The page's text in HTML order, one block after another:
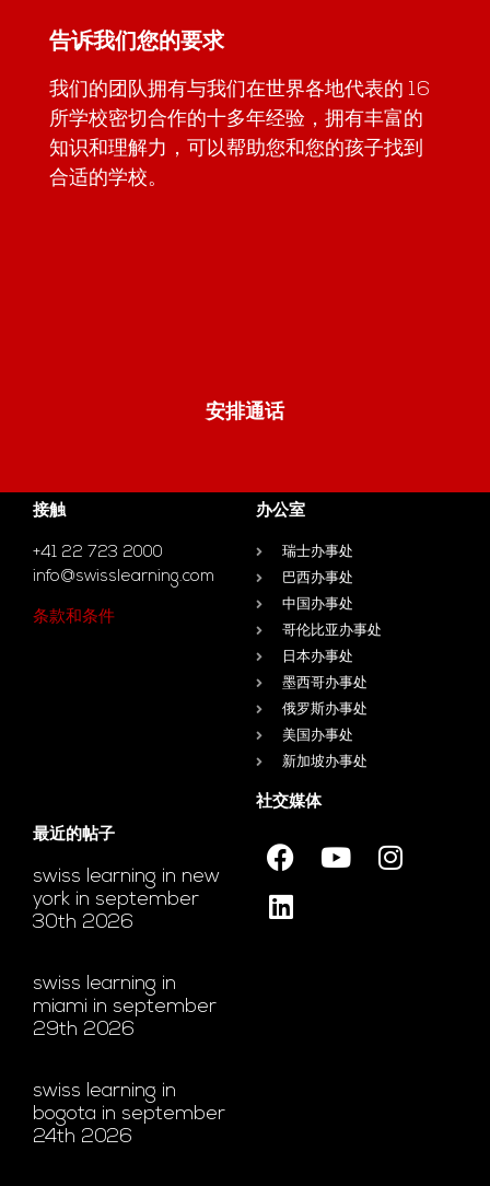
告诉我们您的要求
我们的团队拥有与我们在世界各地代表的 16
所学校密切合作的十多年经验，拥有丰富的
知识和理解力，可以帮助您和您的孩子找到
合适的学校。
安排通话
接触
+41 22 723 2000
info@swisslearning.com
条款和条件
办公室
瑞士办事处
巴西办事处
中国办事处
哥伦比亚办事处
日本办事处
墨西哥办事处
俄罗斯办事处
美国办事处
新加坡办事处
最近的帖子
swiss learning in new
york in september
30th 2026
swiss learning in
miami in september
29th 2026
swiss learning in
bogota in september
24th 2026
社交媒体